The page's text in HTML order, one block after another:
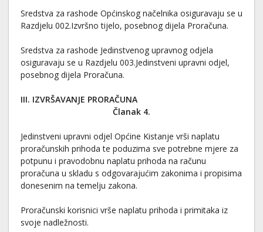
Sredstva za rashode Općinskog načelnika osiguravaju se u
Razdjelu 002.Izvršno tijelo, posebnog dijela Proračuna.
Sredstva za rashode Jedinstvenog upravnog odjela
osiguravaju se u Razdjelu 003.Jedinstveni upravni odjel,
posebnog dijela Proračuna.
III. IZVRŠAVANJE PRORAČUNA
Članak 4.
Jedinstveni upravni odjel Općine Kistanje vrši naplatu
proračunskih prihoda te poduzima sve potrebne mjere za
potpunu i pravodobnu naplatu prihoda na računu
proračuna u skladu s odgovarajućim zakonima i propisima
donesenim na temelju zakona.
Proračunski korisnici vrše naplatu prihoda i primitaka iz
svoje nadležnosti.